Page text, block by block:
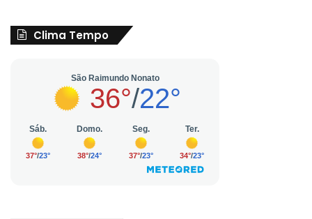
Clima Tempo